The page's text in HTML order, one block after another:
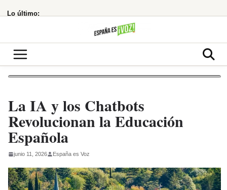
al Lo último:
La IA y los Chatbots
Revolucionan la Educación
Española
junio 11, 2026 España es Voz